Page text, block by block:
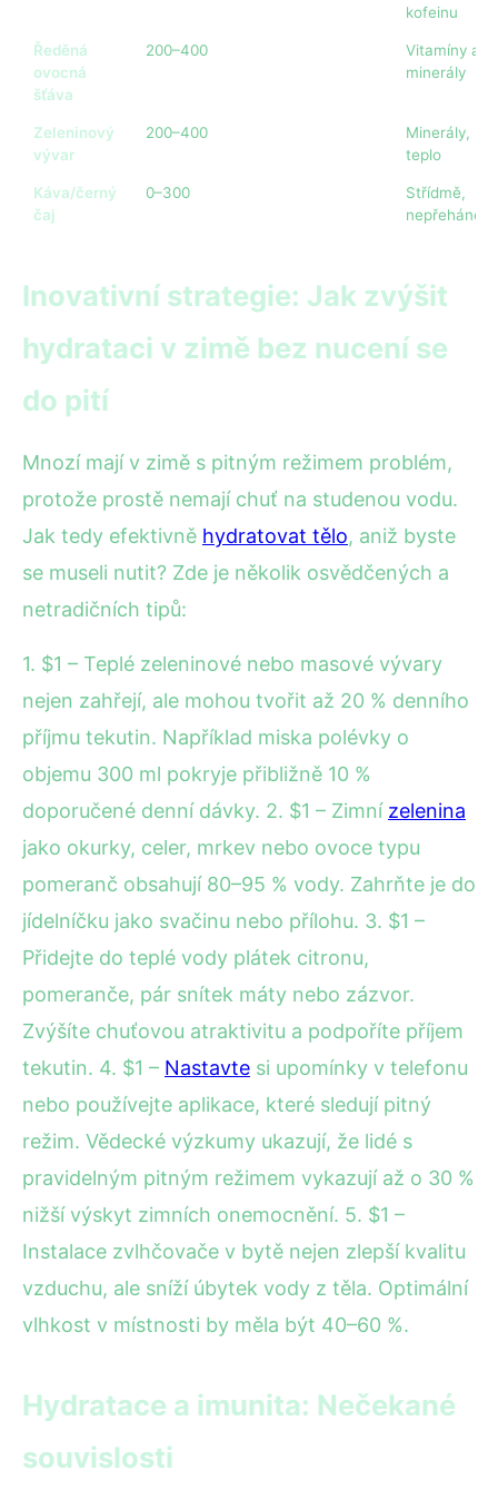
kofeinu
Ředěná
ovocná
šťáva
200–400
Vitamíny a
minerály
Zeleninový
vývar
200–400
Minerály,
teplo
Káva/černý
čaj
0–300
Střídmě,
nepřehánět
Inovativní strategie: Jak zvýšit
hydrataci v zimě bez nucení se
do pití
Mnozí mají v zimě s pitným režimem problém,
protože prostě nemají chuť na studenou vodu.
Jak tedy efektivně hydratovat tělo, aniž byste
se museli nutit? Zde je několik osvědčených a
netradičních tipů:
1. $1 – Teplé zeleninové nebo masové vývary
nejen zahřejí, ale mohou tvořit až 20 % denního
příjmu tekutin. Například miska polévky o
objemu 300 ml pokryje přibližně 10 %
doporučené denní dávky. 2. $1 – Zimní zelenina
jako okurky, celer, mrkev nebo ovoce typu
pomeranč obsahují 80–95 % vody. Zahrňte je do
jídelníčku jako svačinu nebo přílohu. 3. $1 –
Přidejte do teplé vody plátek citronu,
pomeranče, pár snítek máty nebo zázvor.
Zvýšíte chuťovou atraktivitu a podpoříte příjem
tekutin. 4. $1 – Nastavte si upomínky v telefonu
nebo používejte aplikace, které sledují pitný
režim. Vědecké výzkumy ukazují, že lidé s
pravidelným pitným režimem vykazují až o 30 %
nižší výskyt zimních onemocnění. 5. $1 –
Instalace zvlhčovače v bytě nejen zlepší kvalitu
vzduchu, ale sníží úbytek vody z těla. Optimální
vlhkost v místnosti by měla být 40–60 %.
Hydratace a imunita: Nečekané
souvislosti